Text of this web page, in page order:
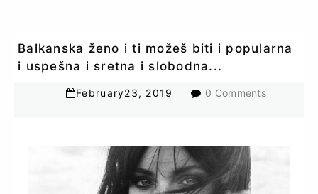
Balkanska ženo i ti možeš biti i popularna
i uspešna i sretna i slobodna...
February23, 2019 0 Comments